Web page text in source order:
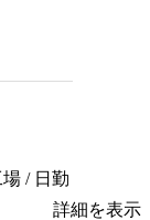
/ 日勤
詳細を表示